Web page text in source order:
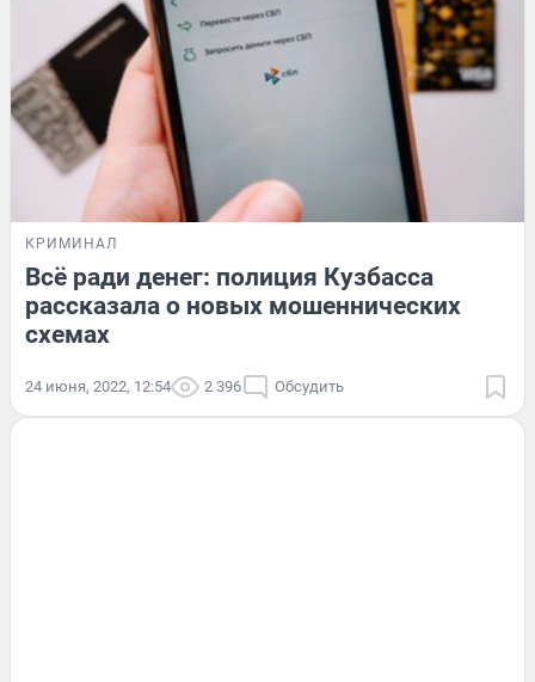
КРИМИНАЛ
Всё ради денег: полиция Кузбасса
рассказала о новых мошеннических
схемах
24 июня, 2022, 12:54 2 396 Обсудить